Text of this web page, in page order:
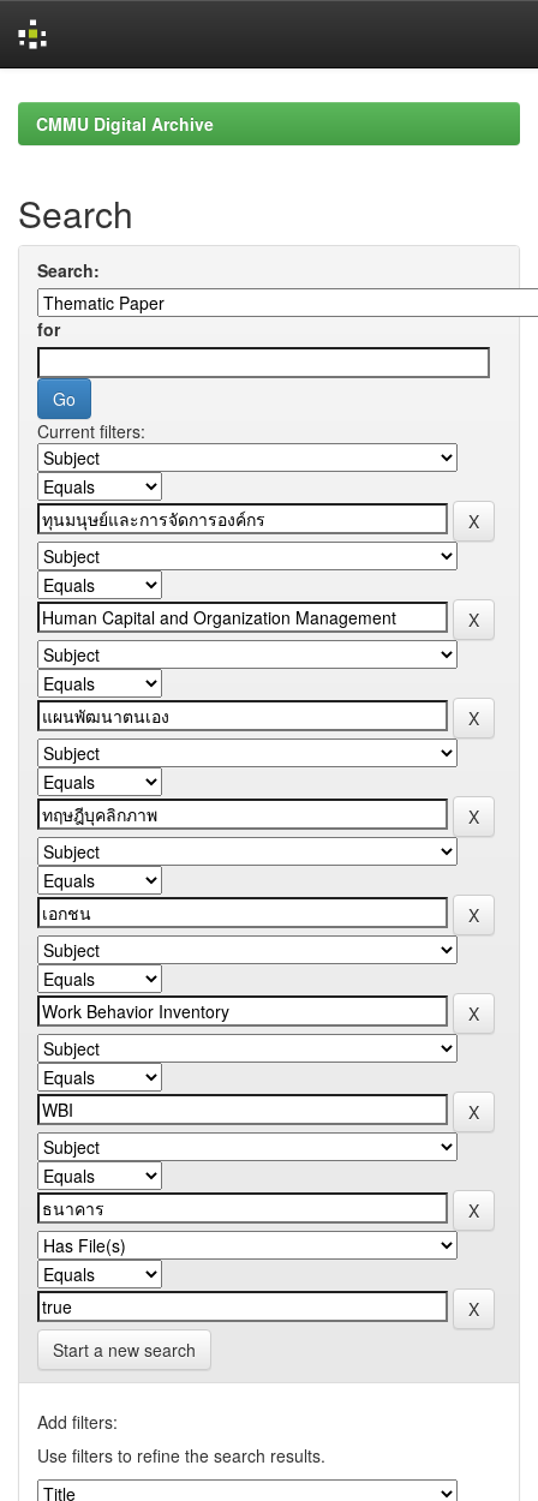
navigationCMMU Digital Archive
Search
Search:
for
Current filters:
Start a new search
Add filters:
Use filters to refine the search results.